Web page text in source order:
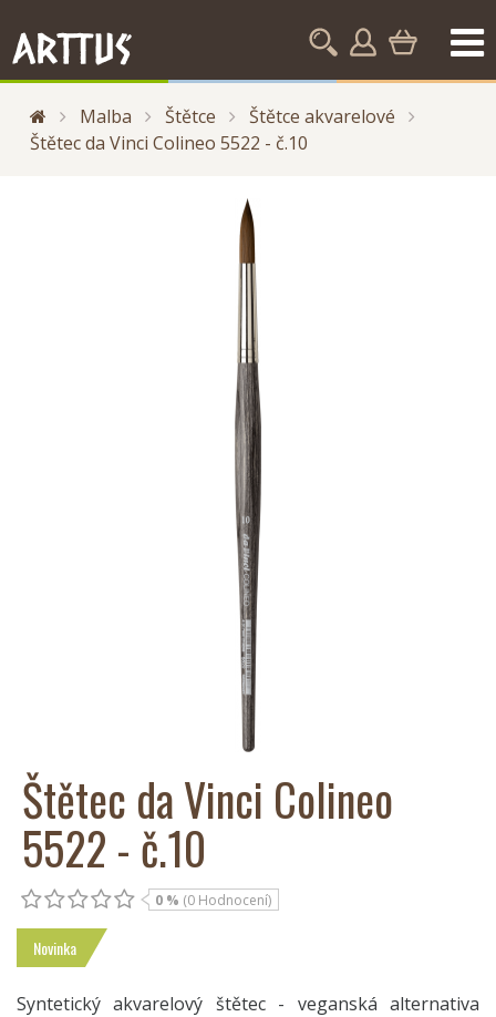
Malba Štětce
Štětce akvarelové
Štětec da Vinci Colineo 5522 - č.10
Štětec da Vinci Colineo
5522 - č.10
0 % (0 Hodnocení)
Novinka
Syntetický akvarelový štětec - veganská alternativa